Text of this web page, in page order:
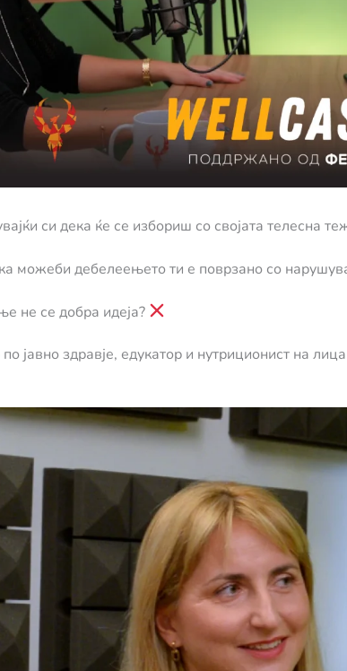
си дека ќе се избориш со својата телесна
можеби дебелеењето ти е поврзано со
не се добра идеја?
јавно здравје, едукатор и нутриционист на